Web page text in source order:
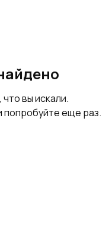
вы искали.
попробуйте еще раз.